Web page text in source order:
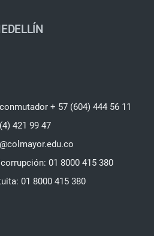
+ 57 (604) 444 56 11
421 99 47
01 8000 415 380
01 8000 415 380